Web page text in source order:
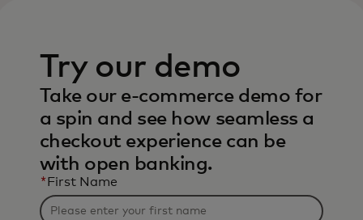
Try our demo
Take our e-commerce demo for
a spin and see how seamless a
checkout experience can be
with open banking.
* First Name